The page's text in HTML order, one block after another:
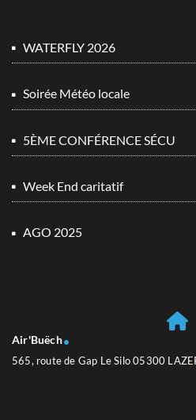
WATERFLY 2026
Soirée Météo locale
5ÈME CONFÉRENCE SÉCU
Week End caritatif
AGO 2025
Air'Buëch
565, route de Gap Le Silo 05300